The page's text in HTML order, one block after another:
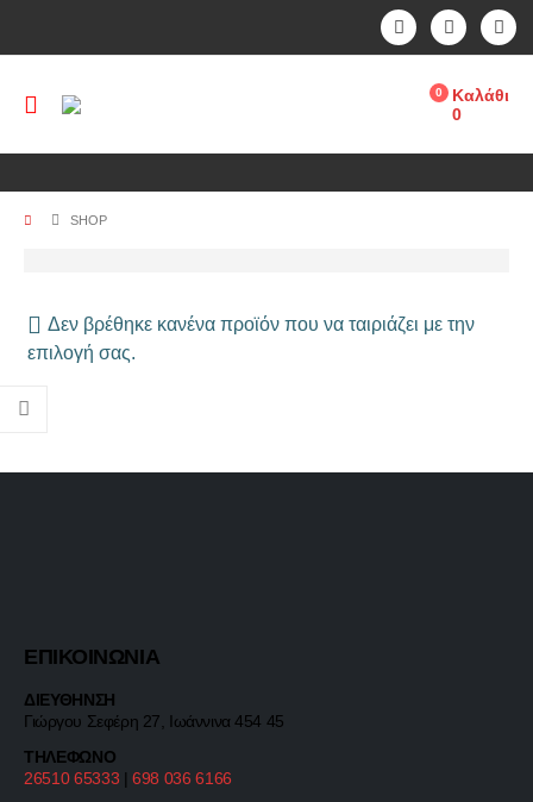
0
Καλάθι
0
SHOP
Δεν βρέθηκε κανένα προϊόν που να ταιριάζει με την
επιλογή σας.
ΕΠΙΚΟΙΝΩΝΙΑ
ΔΙΕΥΘΗΝΣΗ
Γιώργου Σεφέρη 27, Ιωάννινα 454 45
ΤΗΛΕΦΩΝΟ
26510 65333 |698 036 6166